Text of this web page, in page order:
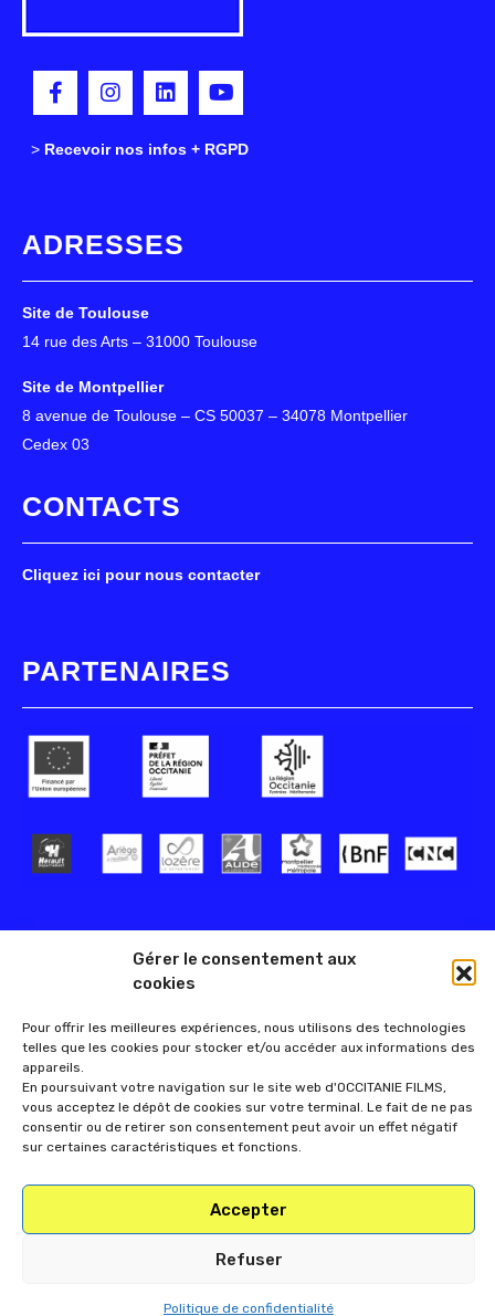
Gérer le consentement aux
cookies
Pour offrir les meilleures expériences, nous utilisons des technologies
telles que les cookies pour stocker et/ou accéder aux informations des
appareils.
En poursuivant votre navigation sur le site web d'OCCITANIE FILMS,
vous acceptez le dépôt de cookies sur votre terminal. Le fait de ne pas
consentir ou de retirer son consentement peut avoir un effet négatif
sur certaines caractéristiques et fonctions.
Accepter
Refuser
Politique de confidentialité
> Recevoir nos infos + RGPD
ADRESSES
Site de Toulouse
14 rue des Arts – 31000 Toulouse
Site de Montpellier
8 avenue de Toulouse – CS 50037 – 34078 Montpellier
Cedex 03
CONTACTS
Cliquez ici pour nous contacter
PARTENAIRES